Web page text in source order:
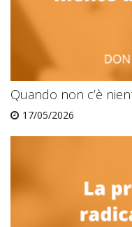
Quando non c’è
17/05/2026